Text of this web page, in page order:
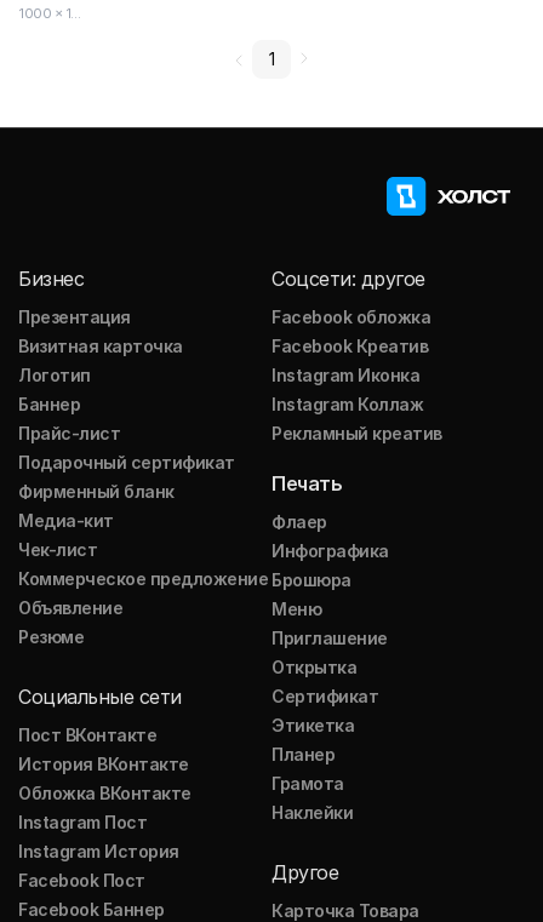
1000 × 1000
1
Бизнес
Презентация
Визитная карточка
Логотип
Баннер
Прайс-лист
Подарочный сертификат
Фирменный бланк
Медиа-кит
Чек-лист
Коммерческое предложение
Объявление
Резюме
Социальные сети
Пост ВКонтакте
История ВКонтакте
Обложка ВКонтакте
Instagram Пост
Instagram История
Facebook Пост
Facebook Баннер
Соцсети: другое
Facebook обложка
Facebook Креатив
Instagram Иконка
Instagram Коллаж
Рекламный креатив
Печать
Флаер
Инфографика
Брошюра
Меню
Приглашение
Открытка
Сертификат
Этикетка
Планер
Грамота
Наклейки
Другое
Карточка Товара